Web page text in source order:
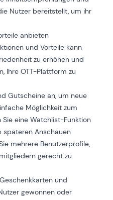
Nutzer bereitstellt, um ihr
anbieten
und Vorteile kann
zu erhöhen und
Ihre OTT-Plattform zu
Gutscheine an, um neue
Möglichkeit zum
Sie eine Watchlist-Funktion
späteren Anschauen
mehrere Benutzerprofile,
gerecht zu
und
gewonnen oder